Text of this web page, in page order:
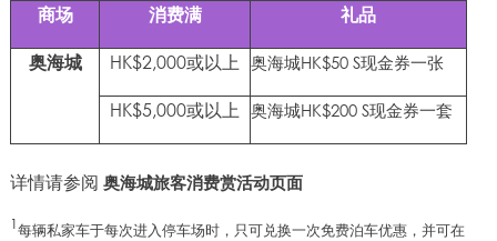
商场 消费满 礼品
奥海城 HK$2,000或以上 奥海城HK$50 S现金券一张
HK$5,000或以上 奥海城HK$200 S现金券一套
详情请参阅 奥海城旅客消费赏活动页面
1每辆私家车于每次进入停车场时，只可兑换一次免费泊车优惠，并可在